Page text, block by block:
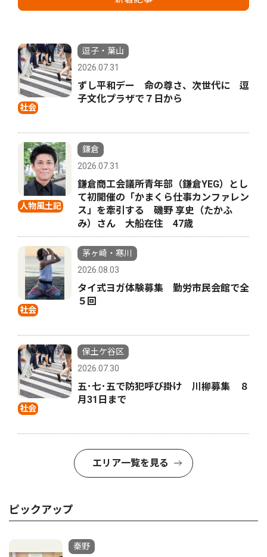
社会
逗子・葉山
2026.07.31
ずし平和デー 命の尊さ、次世代に 逗
子文化プラザで７日から
人物風土記
鎌倉
2026.07.31
鎌倉商工会議所青年部（鎌倉YEG）とし
て初開催の「かまくら仕事カンファレン
ス」を牽引する 磯野 享史（たかふ
み）さん 大船在住 47歳
社会
茅ヶ崎・寒川
2026.08.03
タイ式ヨガ体験募集 勤労市民会館で全
５回
社会
保土ケ谷区
2026.07.30
五･七･五で防犯呼び掛け 川柳募集 ８
月31日まで
エリア一覧を見る
ピックアップ
秦野